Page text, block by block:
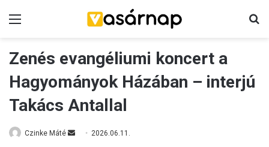
Zenés evangéliumi koncert a
Hagyományok Házában – interjú
Takács Antallal
Czinke Máté 2026.06.11.